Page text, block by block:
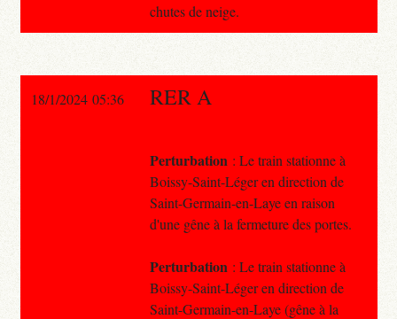
chutes de neige.
18/1/2024 05:36 RER A
Perturbation : Le train stationne à
Boissy-Saint-Léger en direction de
Saint-Germain-en-Laye en raison
d'une gêne à la fermeture des portes.
Perturbation : Le train stationne à
Boissy-Saint-Léger en direction de
Saint-Germain-en-Laye (gêne à la